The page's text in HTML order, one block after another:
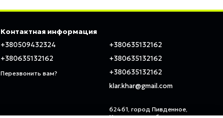
Контактная информация
+380509432324
+380635132162
Перезвонить вам?
+380635132162
+380635132162
+380635132162
klar.khar@gmail.com
62461, город Пивденное,